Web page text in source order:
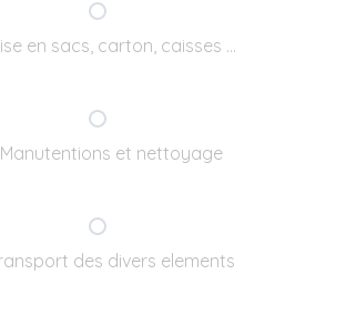
en sacs, carton, caisses …
Manutentions et nettoyage
des divers elements